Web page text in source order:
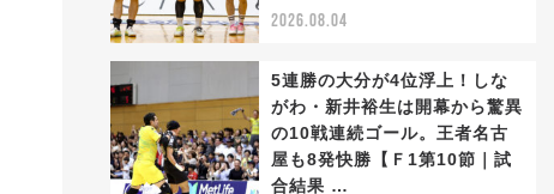
2026.08.04
5連勝の大分が4位浮上！しな
がわ・新井裕生は開幕から驚異
の10戦連続ゴール。王者名古
屋も8発快勝【Ｆ1第10節｜試
合結果 …